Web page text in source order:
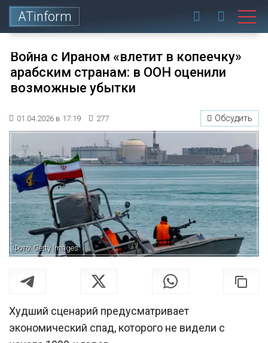
ATinform
Война с Ираном «влетит в копеечку»
арабским странам: в ООН оценили
возможные убытки
01.04.2026 в 17:19 277 Обсудить
Фото: Getty Images
Худший сценарий предусматривает
экономический спад, которого не видели с